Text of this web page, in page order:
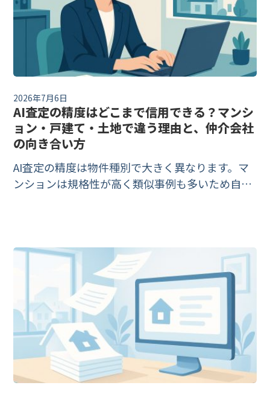
2026年7月6日
AI査定の精度はどこまで信用できる？マンシ
ョン・戸建て・土地で違う理由と、仲介会社
の向き合い方
AI査定の精度は物件種別で大きく異なります。マ
ンションは規格性が高く類似事例も多いため自動
土地で精度が違う3つの構造的理由と、顧客がAI査
定額を持ち込んだときの仲介会社の説明・活用方
法を一次情報で解説します。